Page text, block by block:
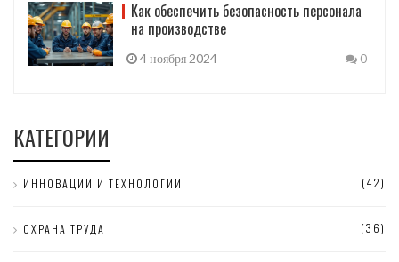
Как обеспечить безопасность персонала
на производстве
4 ноября 2024 0
КАТЕГОРИИ
ИННОВАЦИИ И ТЕХНОЛОГИИ (42)
ОХРАНА ТРУДА (36)